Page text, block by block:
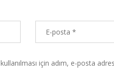
için adım, e-posta